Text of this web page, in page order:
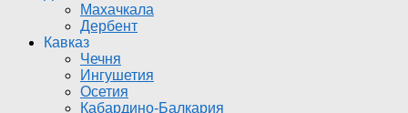
Махачкала
Дербент
Кавказ
Чечня
Ингушетия
Осетия
Кабардино-Балкария